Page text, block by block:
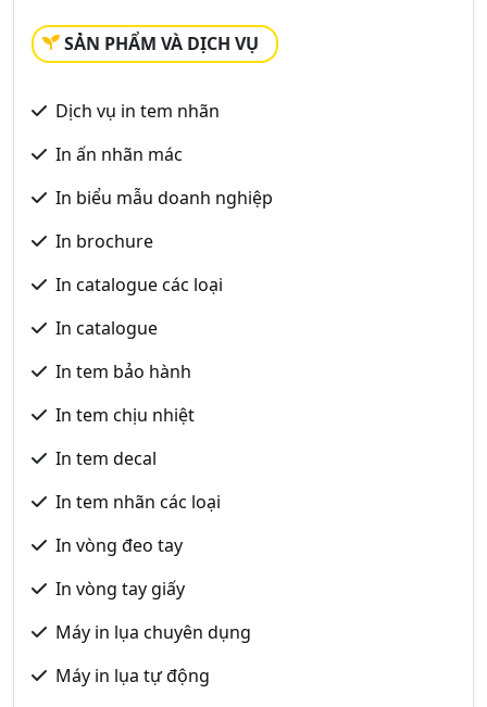
SẢN PHẨM VÀ DỊCH VỤ
Dịch vụ in tem nhãn
In ấn nhãn mác
In biểu mẫu doanh nghiệp
In brochure
In catalogue các loại
In catalogue
In tem bảo hành
In tem chịu nhiệt
In tem decal
In tem nhãn các loại
In vòng đeo tay
In vòng tay giấy
Máy in lụa chuyên dụng
Máy in lụa tự động